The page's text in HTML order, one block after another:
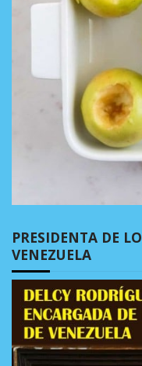
PRESIDENTA DE
VENEZUELA